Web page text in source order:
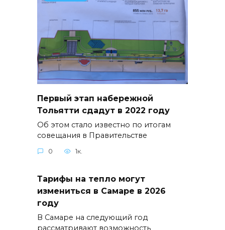
Первый этап набережной
Тольятти сдадут в 2022 году
Об этом стало известно по итогам
совещания в Правительстве
0 1к.
Тарифы на тепло могут
измениться в Самаре в 2026
году
В Самаре на следующий год
рассматривают возможность